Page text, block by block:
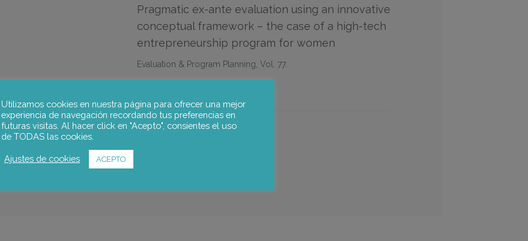
Pragmatic ex-ante evaluation using an innovative
conceptual framework – the case of a high-tech
entrepreneurship program for women
Evaluation & Program Planning, Vol. 77.
Equipo de notus:
Rachel Palmén
Utilizamos cookies en nuestra página para ofrecer una mejor
experiencia de navegación recordando tus preferencias en
futuras visitas. Al hacer click en "Acepto", consientes el uso
de TODAS las cookies.
Ajustes de cookies ACEPTO